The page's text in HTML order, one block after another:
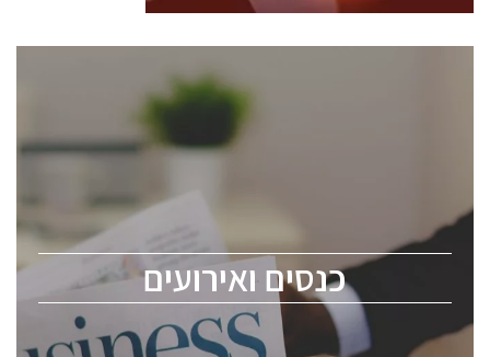
כנסים ואירועים
כנסים ואירועים
לכל העוסקים בתעשיית הסמיקונדקטור כולל מהנדסים,
ChipEx2026 will be held on May 12-13, 2026. The
conference is intended for everyone involved in the